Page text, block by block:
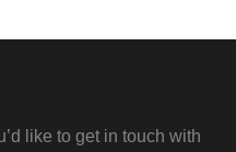
like to get in touch with